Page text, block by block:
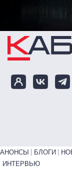
Перейти к
Primary links bottom
АНОНСЫ БЛОГИ
ИНТЕРВЬЮ